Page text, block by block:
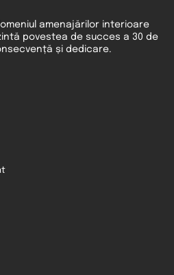
amenajărilor interioare
povestea de succes a 30 de
și dedicare.